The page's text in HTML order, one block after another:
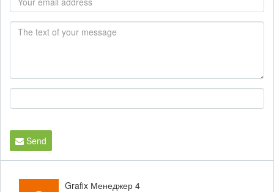
Send
Grafix Менеджер 4